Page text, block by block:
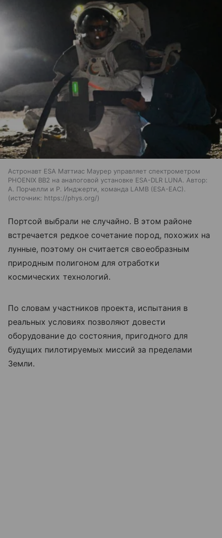
Астронавт ESA Маттиас Маурер управляет спектрометром
PHOENIX BB2 на аналоговой установке ESA-DLR LUNA. Автор:
А. Порчелли и Р. Инджерти, команда LAMB (ESA-EAC).
источник: https://phys.org/
Портсой выбрали не случайно. В этом районе
встречается редкое сочетание пород, похожих на
лунные, поэтому он считается своеобразным
природным полигоном для отработки
космических технологий.
По словам участников проекта, испытания в
реальных условиях позволяют довести
оборудование до состояния, пригодного для
будущих пилотируемых миссий за пределами
Земли.